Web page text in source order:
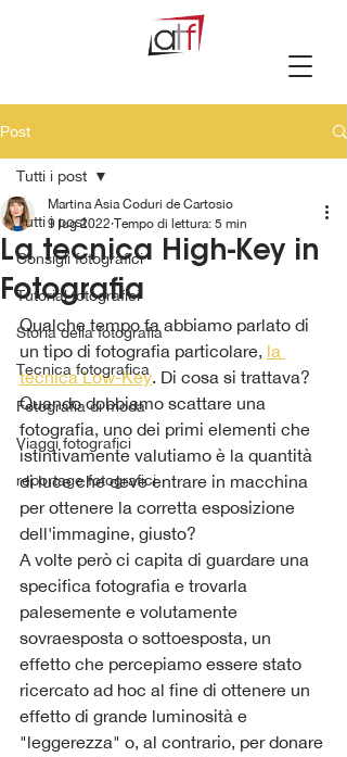
Post
Tutti i post
Consigli fotografici
Tutorial fotografici
Storia della fotografia
Tecnica fotografica
Fotografia di moda
Viaggi fotografici
reportage fotografici
Tutti i post
La tecnica High-Key in
Fotografia
Martina Asia Coduri de Cartosio
9 lug 2022 Tempo di lettura: 5 min
Qualche tempo fa abbiamo parlato di
un tipo di fotografia particolare, la
tecnica Low-Key. Di cosa si trattava?
Quando dobbiamo scattare una
fotografia, uno dei primi elementi che
istintivamente valutiamo è la quantità
di luce che deve entrare in macchina
per ottenere la corretta esposizione
dell'immagine, giusto?
A volte però ci capita di guardare una
specifica fotografia e trovarla
palesemente e volutamente
sovraesposta o sottoesposta, un
effetto che percepiamo essere stato
ricercato ad hoc al fine di ottenere un
effetto di grande luminosità e
"leggerezza" o, al contrario, per donare